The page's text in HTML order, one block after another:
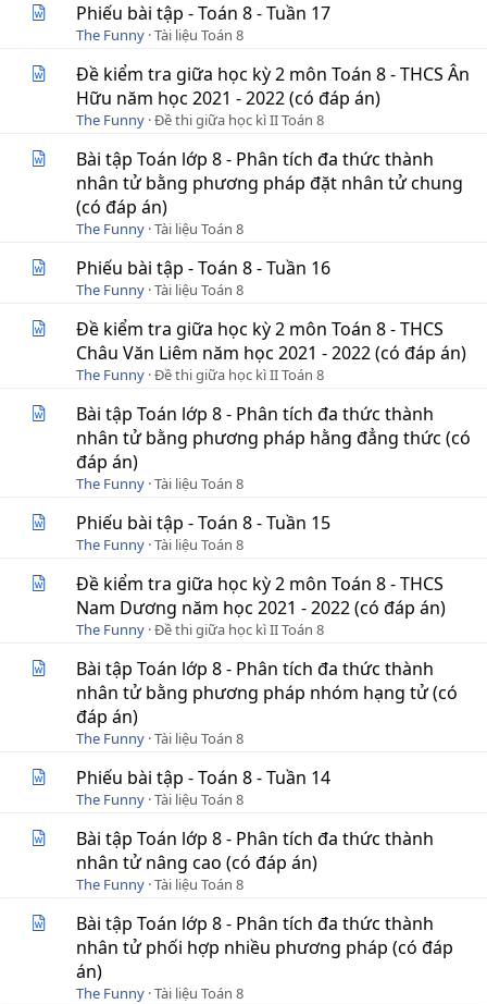
Phiếu bài tập - Toán 8 - Tuần 17
The Funny Tài liệu Toán 8
Đề kiểm tra giữa học kỳ 2 môn Toán 8 - THCS Ân
Hữu năm học 2021 - 2022 (có đáp án)
The Funny Đề thi giữa học kì II Toán 8
Bài tập Toán lớp 8 - Phân tích đa thức thành
nhân tử bằng phương pháp đặt nhân tử chung
(có đáp án)
The Funny Tài liệu Toán 8
Phiếu bài tập - Toán 8 - Tuần 16
The Funny Tài liệu Toán 8
Đề kiểm tra giữa học kỳ 2 môn Toán 8 - THCS
Châu Văn Liêm năm học 2021 - 2022 (có đáp án)
The Funny Đề thi giữa học kì II Toán 8
Bài tập Toán lớp 8 - Phân tích đa thức thành
nhân tử bằng phương pháp hằng đẳng thức (có
đáp án)
The Funny Tài liệu Toán 8
Phiếu bài tập - Toán 8 - Tuần 15
The Funny Tài liệu Toán 8
Đề kiểm tra giữa học kỳ 2 môn Toán 8 - THCS
Nam Dương năm học 2021 - 2022 (có đáp án)
The Funny Đề thi giữa học kì II Toán 8
Bài tập Toán lớp 8 - Phân tích đa thức thành
nhân tử bằng phương pháp nhóm hạng tử (có
đáp án)
The Funny Tài liệu Toán 8
Phiếu bài tập - Toán 8 - Tuần 14
The Funny Tài liệu Toán 8
Bài tập Toán lớp 8 - Phân tích đa thức thành
nhân tử nâng cao (có đáp án)
The Funny Tài liệu Toán 8
Bài tập Toán lớp 8 - Phân tích đa thức thành
nhân tử phối hợp nhiều phương pháp (có đáp
án)
The Funny Tài liệu Toán 8